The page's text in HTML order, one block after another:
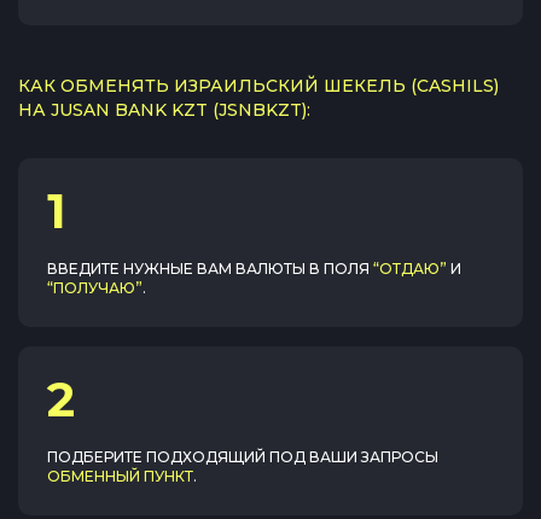
КАК ОБМЕНЯТЬ ИЗРАИЛЬСКИЙ ШЕКЕЛЬ (CASHILS)
НА JUSAN BANK KZT (JSNBKZT):
1
ВВЕДИТЕ НУЖНЫЕ ВАМ ВАЛЮТЫ В ПОЛЯ “ОТДАЮ” И
“ПОЛУЧАЮ”.
2
ПОДБЕРИТЕ ПОДХОДЯЩИЙ ПОД ВАШИ ЗАПРОСЫ
ОБМЕННЫЙ ПУНКТ.